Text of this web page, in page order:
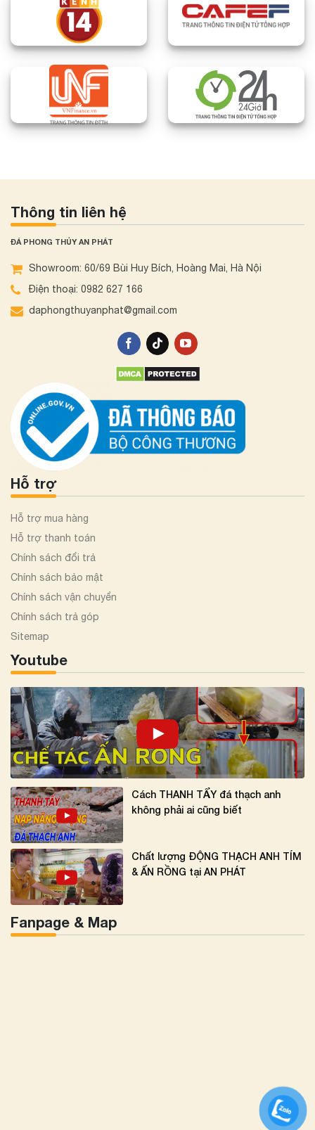
Thông tin liên hệ
ĐÁ PHONG THỦY AN PHÁT
Showroom: 60/69 Bùi Huy Bích, Hoàng Mai, Hà Nội
Điện thoại: 0982 627 166
daphongthuyanphat@gmail.com
Hỗ trợ
Hỗ trợ mua hàng
Hỗ trợ thanh toán
Chính sách đổi trả
Chính sách bảo mật
Chính sách vận chuyển
Chính sách trả góp
Sitemap
Youtube
Cách THANH TẨY đá thạch anh
không phải ai cũng biết
Chất lượng ĐỘNG THẠCH ANH TÍM
& ẤN RỒNG tại AN PHÁT
Fanpage & Map